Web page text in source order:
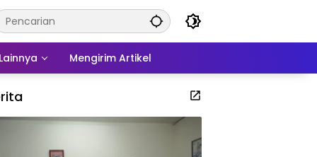
Lainnya Mengirim Artikel